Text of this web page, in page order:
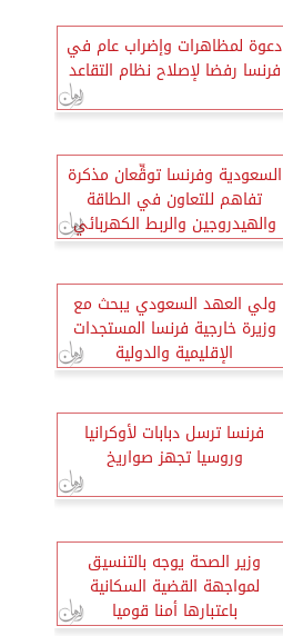
دعوة لمظاهرات وإضراب عام في
فرنسا رفضا لإصلاح نظام التقاعد
السعودية وفرنسا توقِّعان مذكرة
تفاهم للتعاون في الطاقة
والهيدروجين والربط الكهربائي
ولي العهد السعودي يبحث مع
وزيرة خارجية فرنسا المستجدات
الإقليمية والدولية
فرنسا ترسل دبابات لأوكرانيا
وروسيا تجهز صواريخ
وزير الصحة يوجه بالتنسيق
لمواجهة القضية السكانية
باعتبارها أمنا قوميا